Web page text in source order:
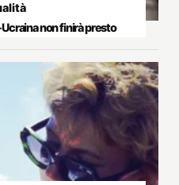
non finirà presto